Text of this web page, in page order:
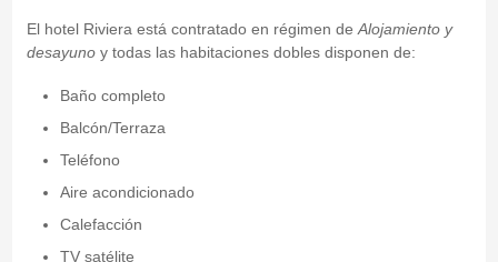
El hotel Riviera está contratado en régimen de Alojamiento y
desayunoy todas las habitaciones dobles disponen de:
Baño completo
Balcón/Terraza
Teléfono
Aire acondicionado
Calefacción
TV satélite